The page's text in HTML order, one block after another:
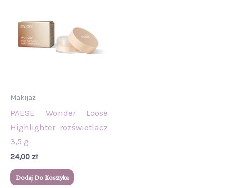
Makijaż
PAESE Wonder Loose
Highlighter rozświetlacz
3,5 g
24,00 zł
Dodaj Do Koszyka